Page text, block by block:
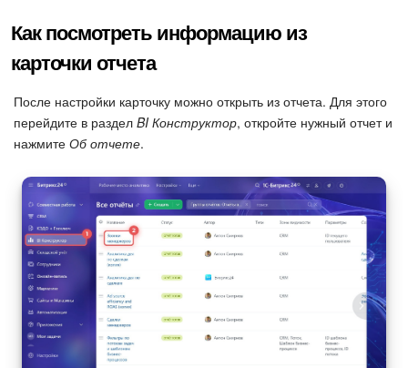
Как посмотреть информацию из
карточки отчета
После настройки карточку можно открыть из отчета. Для этого
перейдите в раздел BI Конструктор, откройте нужный отчет и
нажмите Об отчете.